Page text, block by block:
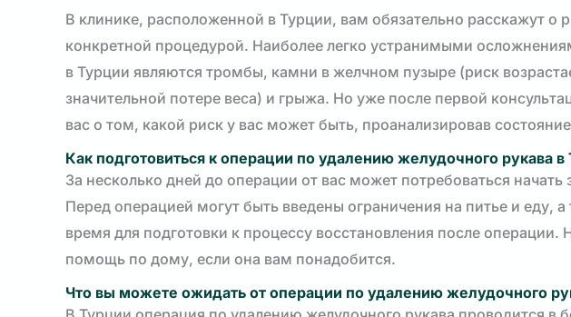
В клинике, расположенной в Турции, вам обязательно расскажут о
конкретной процедурой. Наиболее легко устранимыми
в Турции являются тромбы, камни в желчном пузыре (риск
значительной потере веса) и грыжа. Но уже после первой
вас о том, какой риск у вас может быть, проанализировав
Как подготовиться к операции по удалению желудочного рукава в
За несколько дней до операции от вас может потребоваться начать
Перед операцией могут быть введены ограничения на питье и еду,
время для подготовки к процессу восстановления после
помощь по дому, если она вам понадобится.
Что вы можете ожидать от операции по удалению желудочного